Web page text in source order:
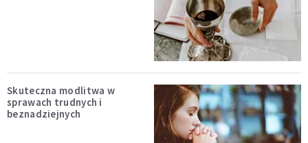
Skuteczna modlitwa w
sprawach trudnych i
beznadziejnych